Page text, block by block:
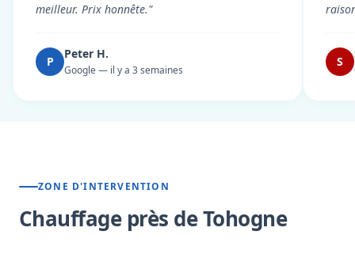
meilleur. Prix honnête."
P
Peter H.
Google — il y a 3 semaines
S
ZONE D'INTERVENTION
Chauffage près de Tohogne